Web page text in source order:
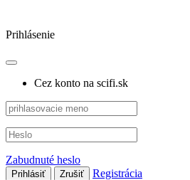
Prihlásenie
Cez konto na scifi.sk
Zabudnuté heslo
Prihlásiť Zrušiť Registrácia